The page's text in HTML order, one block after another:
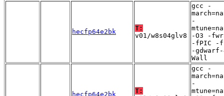
hecfp64e2bk
T:
v01/w8s04glv8
gcc -
-
-O3 -
-fPIC -
-
Wall
hecfp64e2bk
T:
gcc -
-